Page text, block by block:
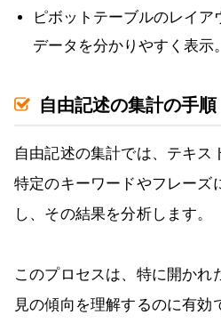
ピボットテーブルのレイア
データを分かりやすく表示。
自由記述の集計の手順
自由記述の集計では、テキス
特定のキーワードやフレーズ
し、その結果を分析します。
このプロセスは、特に開かれ
見の傾向を理解するのに有効